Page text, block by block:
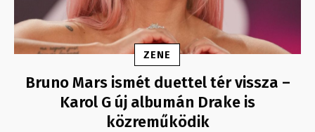
ZENE
Bruno Mars ismét duettel tér vissza –
Karol G új albumán Drake is
közreműködik